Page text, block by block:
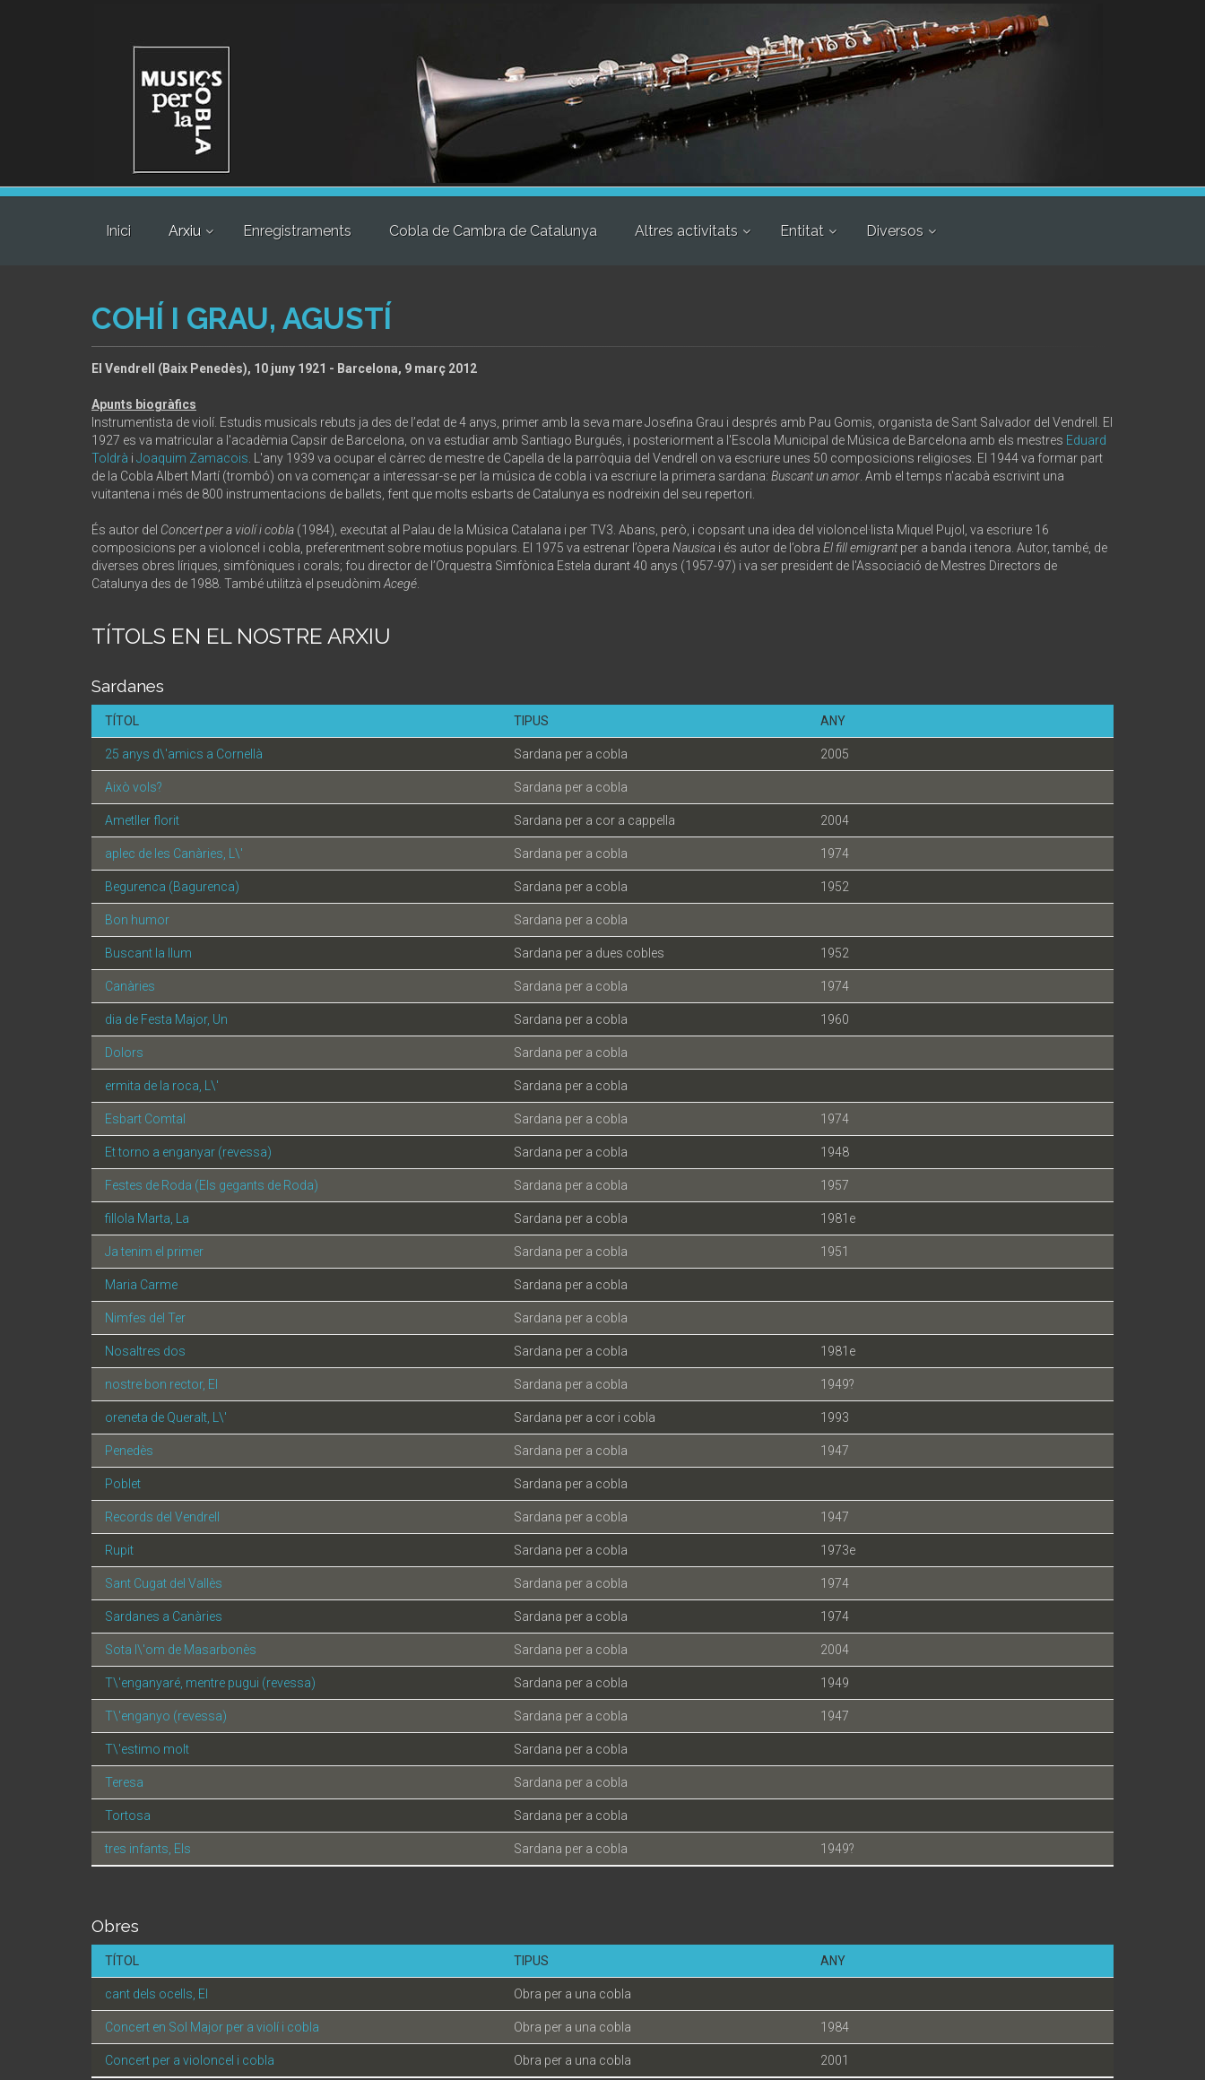
Inici Arxiu Enregistraments Cobla de Cambra de Catalunya Altres activitats Entitat Diversos
COHÍ I GRAU, AGUSTÍ
El Vendrell (Baix Penedès), 10 juny 1921 - Barcelona, 9 març 2012
Apunts biogràfics
Instrumentista de violí. Estudis musicals rebuts ja des de l’edat de 4 anys, primer amb la seva mare Josefina Grau i després amb Pau Gomis, organista de Sant Salvador del Vendrell. El
1927 es va matricular a l'acadèmia Capsir de Barcelona, on va estudiar amb Santiago Burgués, i posteriorment a l'Escola Municipal de Música de Barcelona amb els mestres Eduard
Toldrà i Joaquim Zamacois . L'any 1939 va ocupar el càrrec de mestre de Capella de la parròquia del Vendrell on va escriure unes 50 composicions religioses. El 1944 va formar part
de la Cobla Albert Martí (trombó) on va començar a interessar-se per la música de cobla i va escriure la primera sardana: Buscant un amor . Amb el temps n'acabà escrivint una
vuitantena i més de 800 instrumentacions de ballets, fent que molts esbarts de Catalunya es nodreixin del seu repertori.
És autor del Concert per a violí i cobla (1984), executat al Palau de la Música Catalana i per TV3. Abans, però, i copsant una idea del violoncel·lista Miquel Pujol, va escriure 16
composicions per a violoncel i cobla, preferentment sobre motius populars. El 1975 va estrenar l’òpera Nausica i és autor de l’obra El fill emigrantper a banda i tenora. Autor, també, de
diverses obres líriques, simfòniques i corals; fou director de l’Orquestra Simfònica Estela durant 40 anys (1957-97) i va ser president de l'Associació de Mestres Directors de
Catalunya des de 1988. També utilitzà el pseudònim Acegé
TÍTOLS EN EL NOSTRE ARXIU
Sardanes
TÍTOL TIPUS ANY
25 anys d\'amics a Cornellà Sardana per a cobla 2005
Això vols? Sardana per a cobla
Ametller florit Sardana per a cor a cappella 2004
aplec de les Canàries, L\' Sardana per a cobla 1974
Begurenca (Bagurenca) Sardana per a cobla 1952
Bon humor Sardana per a cobla
Buscant la llum Sardana per a dues cobles 1952
Canàries Sardana per a cobla 1974
dia de Festa Major, Un Sardana per a cobla 1960
Dolors Sardana per a cobla
ermita de la roca, L\' Sardana per a cobla
Esbart Comtal Sardana per a cobla 1974
Et torno a enganyar (revessa) Sardana per a cobla 1948
Festes de Roda (Els gegants de Roda) Sardana per a cobla 1957
fillola Marta, La Sardana per a cobla 1981e
Ja tenim el primer Sardana per a cobla 1951
Maria Carme Sardana per a cobla
Nimfes del Ter Sardana per a cobla
Nosaltres dos Sardana per a cobla 1981e
nostre bon rector, El Sardana per a cobla 1949?
oreneta de Queralt, L\' Sardana per a cor i cobla 1993
Penedès Sardana per a cobla 1947
Poblet Sardana per a cobla
Records del Vendrell Sardana per a cobla 1947
Rupit Sardana per a cobla 1973e
Sant Cugat del Vallès Sardana per a cobla 1974
Sardanes a Canàries Sardana per a cobla 1974
Sota l\'om de Masarbonès Sardana per a cobla 2004
T\'enganyaré, mentre pugui (revessa) Sardana per a cobla 1949
T\'enganyo (revessa) Sardana per a cobla 1947
T\'estimo molt Sardana per a cobla
Teresa Sardana per a cobla
Tortosa Sardana per a cobla
tres infants, Els Sardana per a cobla 1949?
Obres
TÍTOL TIPUS ANY
cant dels ocells, El Obra per a una cobla
Concert en Sol Major per a violí i cobla Obra per a una cobla 1984
Concert per a violoncel i cobla Obra per a una cobla 2001